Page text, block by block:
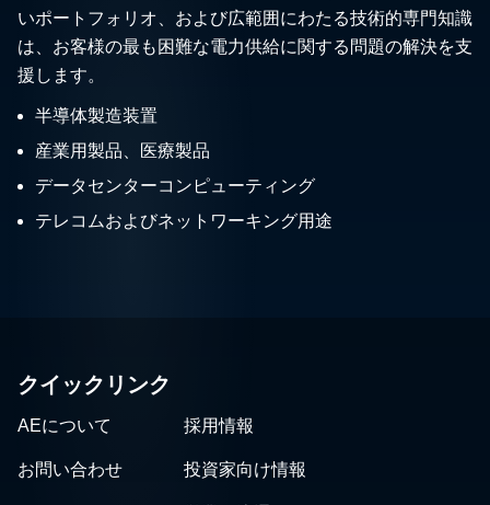
いポートフォリオ、および広範囲にわたる技術的専門知識
は、お客様の最も困難な電力供給に関する問題の解決を支
援します。
半導体製造装置
産業用製品、医療製品
データセンターコンピューティング
テレコムおよびネットワーキング用途
クイックリンク
AEについて 採用情報
お問い合わせ 投資家向け情報